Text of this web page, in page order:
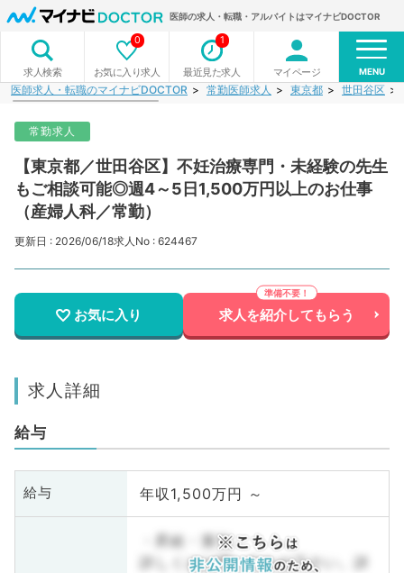
医師の求人・転職・アルバイトはマイナビDOCTOR
求人検索 お気に入り求人
0
最近見た求人
1
マイページ MENU
医師求人・転職のマイナビDOCTOR 常勤医師求人 東京都 世田谷区
常勤求人
【東京都／世田谷区】不妊治療専門・未経験の先生
もご相談可能◎週4～5日1,500万円以上のお仕事
（産婦人科／常勤）
更新日 : 2026/06/18求人No : 624467
お気に入り 求人を紹介してもらう
求人詳細
給与
給与 年収1,500万円 ～
・昇給・賞与
詳しくはお問い合わせ下さい。詳